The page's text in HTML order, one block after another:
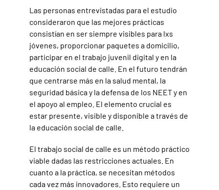
Las personas entrevistadas para el estudio
consideraron que las mejores prácticas
consistían en ser siempre visibles para lxs
jóvenes, proporcionar paquetes a domicilio,
participar en el trabajo juvenil digital y en la
educación social de calle. En el futuro tendrán
que centrarse más en la salud mental, la
seguridad básica y la defensa de los NEET y en
el apoyo al empleo. El elemento crucial es
estar presente, visible y disponible a través de
la educación social de calle.
El trabajo social de calle es un método práctico
viable dadas las restricciones actuales. En
cuanto a la práctica, se necesitan métodos
cada vez más innovadores. Esto requiere un